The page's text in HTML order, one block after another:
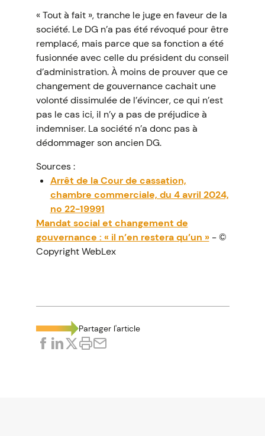
« Tout à fait », tranche le juge en faveur de la
société. Le DG n’a pas été révoqué pour être
remplacé, mais parce que sa fonction a été
fusionnée avec celle du président du conseil
d’administration. À moins de prouver que ce
changement de gouvernance cachait une
volonté dissimulée de l’évincer, ce qui n’est
pas le cas ici, il n’y a pas de préjudice à
indemniser. La société n’a donc pas à
dédommager son ancien DG.
Sources :
Arrêt de la Cour de cassation,
chambre commerciale, du 4 avril 2024,
no 22-19991
Mandat social et changement de
gouvernance : « il n’en restera qu’un »- ©
Copyright WebLex
Partager l'article